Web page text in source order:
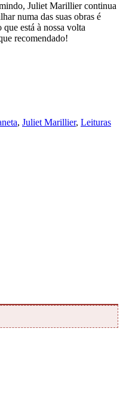
Juliet Marillier continua
numa das suas obras é
está à nossa volta
recomendado!
, Juliet Marillier, Leituras